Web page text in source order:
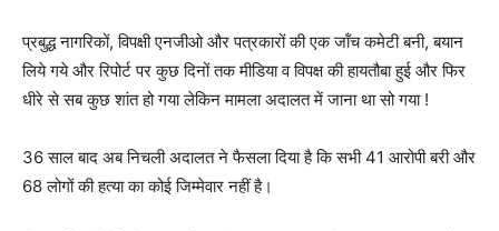
प्रबुद्ध नागरिकों, विपक्षी एनजीओ और पत्रकारों की एक जॉंच कमेटी बनी, बयान
लिये गये और रिपोर्ट पर कुछ दिनों तक मीडिया व विपक्ष की हायतौबा हुई और फिर
धीरे से सब कुछ शांत हो गया लेकिन मामला अदालत में जाना था सो गया !
36 साल बाद अब निचली अदालत ने फैसला दिया है कि सभी 41 आरोपी बरी और
68 लोगों की हत्या का कोई जिम्मेवार नहीं है।